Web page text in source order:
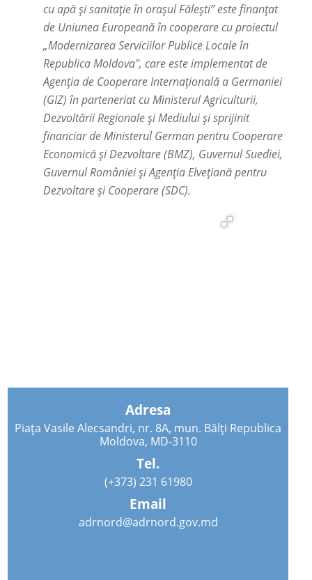
cu apă și sanitație în orașul Fălești” este finanțat
de Uniunea Europeană în cooperare cu proiectul
„Modernizarea Serviciilor Publice Locale în
Republica Moldova", care este implementat de
Agenția de Cooperare Internațională a Germaniei
(GIZ) în parteneriat cu Ministerul Agriculturii,
Dezvoltării Regionale și Mediului și sprijinit
financiar de Ministerul German pentru Cooperare
Economică şi Dezvoltare (BMZ), Guvernul Suediei,
Guvernul României și Agenţia Elveţiană pentru
Dezvoltare şi Cooperare (SDC).
Adresa
Piața Vasile Alecsandri, nr. 8A, mun. Bălți Republica
Moldova, MD-3110
Tel.
(+373) 231 61980
Email
adrnord@adrnord.gov.md